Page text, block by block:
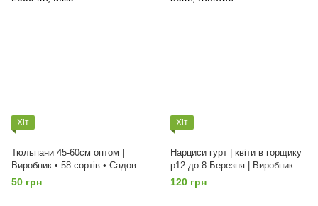
Хіт
Тюльпани 45-60см оптом |
Виробник • 58 сортів • Садовий
центр | ціна від 2000 шт, Мікс
50 грн
Хіт
Нарциси гурт | квіти в горщику
p12 до 8 Березня | Виробник |
Київ | ціна від 50шт, Жовтий
120 грн